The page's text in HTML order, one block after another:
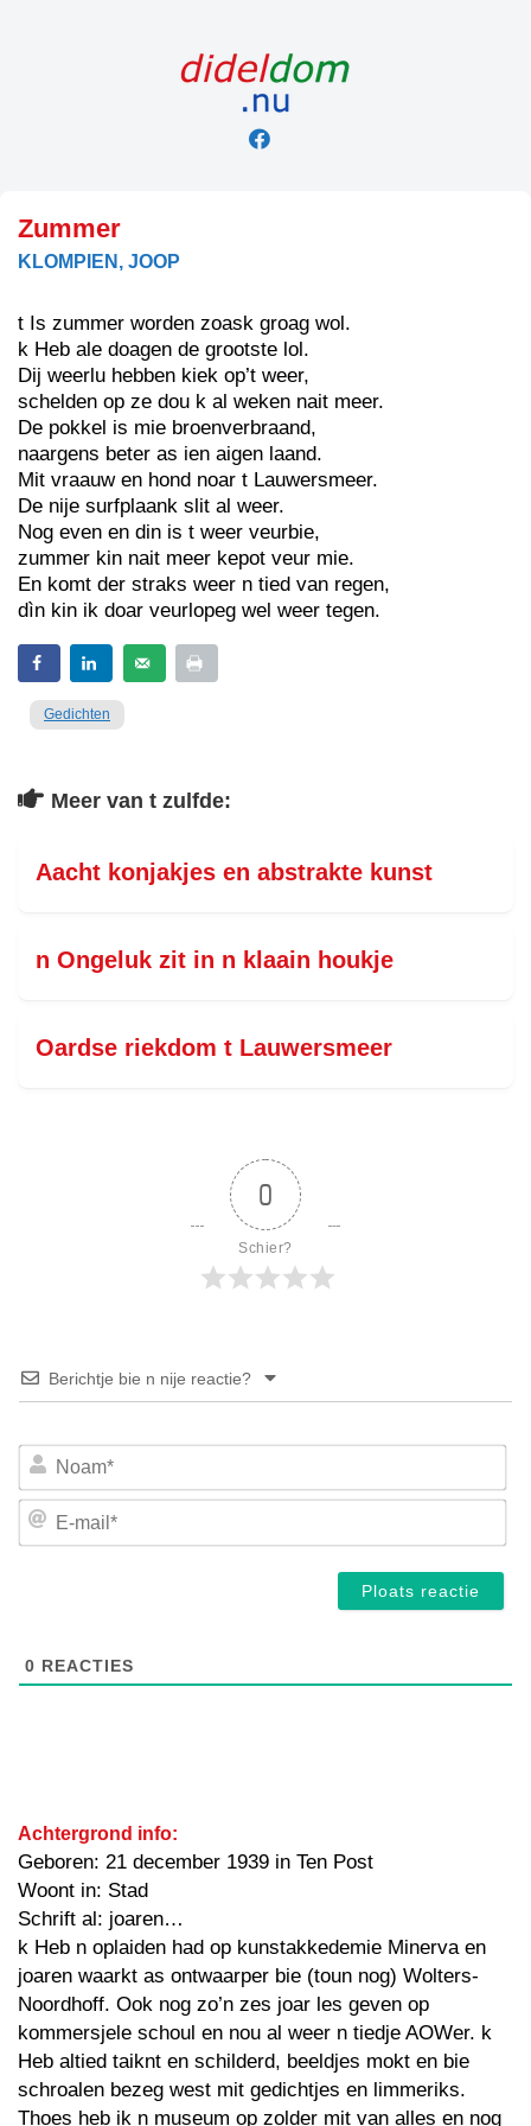
Zummer
KLOMPIEN, JOOP
t Is zummer worden zoask groag wol.
k Heb ale doagen de grootste lol.
Dij weerlu hebben kiek op’t weer,
schelden op ze dou k al weken nait meer.
De pokkel is mie broenverbraand,
naargens beter as ien aigen laand.
Mit vraauw en hond noar t Lauwersmeer.
De nije surfplaank slit al weer.
Nog even en din is t weer veurbie,
zummer kin nait meer kepot veur mie.
En komt der straks weer n tied van regen,
dìn kin ik doar veurlopeg wel weer tegen.
Gedichten
Meer van t zulfde:
Aacht konjakjes en abstrakte kunst
n Ongeluk zit in n klaain houkje
Oardse riekdom t Lauwersmeer
0
Schier?
Berichtje bie n nije reactie?
E-
0 REACTIES
Achtergrond info:
Geboren: 21 december 1939 in Ten Post
Woont in: Stad
Schrift al: joaren…
k Heb n oplaiden had op kunstakkedemie Minerva en
joaren waarkt as ontwaarper bie (toun nog) Wolters-
Noordhoff. Ook nog zo’n zes joar les geven op
kommersjele schoul en nou al weer n tiedje AOWer. k
Heb altied taiknt en schilderd, beeldjes mokt en bie
schroalen bezeg west mit gedichtjes en limmeriks.
Thoes heb ik n museum op zolder mit van alles en nog